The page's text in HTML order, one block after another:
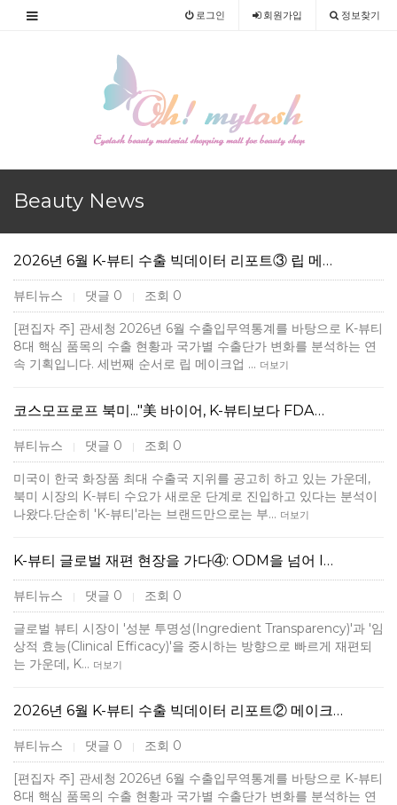
로그인 회원가입 정보찾기
Beauty News
2026년 6월 K-뷰티 수출 빅데이터 리포트③ 립 메…
뷰티뉴스 | 댓글 0 | 조회 0
[편집자 주] 관세청 2026년 6월 수출입무역통계를 바탕으로 K-뷰티
8대 핵심 품목의 수출 현황과 국가별 수출단가 변화를 분석하는 연
속 기획입니다. 세번째 순서로 립 메이크업 … 더보기
코스모프로프 북미..."美 바이어, K-뷰티보다 FDA…
뷰티뉴스 | 댓글 0 | 조회 0
미국이 한국 화장품 최대 수출국 지위를 공고히 하고 있는 가운데,
북미 시장의 K-뷰티 수요가 새로운 단계로 진입하고 있다는 분석이
나왔다.단순히 'K-뷰티'라는 브랜드만으로는 부… 더보기
K-뷰티 글로벌 재편 현장을 가다④: ODM을 넘어 I…
뷰티뉴스 | 댓글 0 | 조회 0
글로벌 뷰티 시장이 '성분 투명성(Ingredient Transparency)'과 '임
상적 효능(Clinical Efficacy)'을 중시하는 방향으로 빠르게 재편되
는 가운데, K… 더보기
2026년 6월 K-뷰티 수출 빅데이터 리포트② 메이크…
뷰티뉴스 | 댓글 0 | 조회 0
[편집자 주] 관세청 2026년 6월 수출입무역통계를 바탕으로 K-뷰티
8대 핵심 품목의 수출 현황과 국가별 수출단가 변화를 분석하는 연